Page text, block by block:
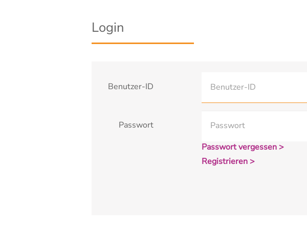
Login
Benutzer-ID
Passwort
Passwort vergessen >
Registrieren >